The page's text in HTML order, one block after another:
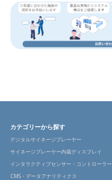
カテゴリーから探す
デジタルサイネージプレーヤー
サイネージプレーヤー内蔵ディスプレイ
インタラクティブセンサー・コントローラー
CMS・データアナリティクス